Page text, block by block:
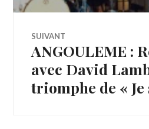
l’article
SUIVANT
Article
ANGOULEME :
avec David
triomphe de «